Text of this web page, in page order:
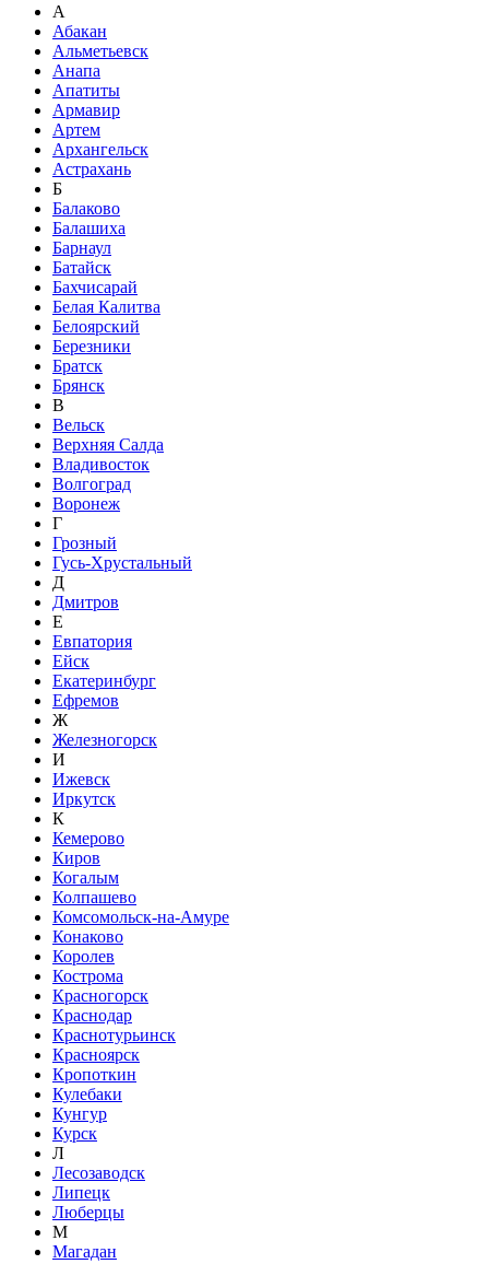
А
Абакан
Альметьевск
Анапа
Апатиты
Армавир
Артем
Архангельск
Астрахань
Б
Балаково
Балашиха
Барнаул
Батайск
Бахчисарай
Белая Калитва
Белоярский
Березники
Братск
Брянск
В
Вельск
Верхняя Салда
Владивосток
Волгоград
Воронеж
Г
Грозный
Гусь-Хрустальный
Д
Дмитров
Е
Евпатория
Ейск
Екатеринбург
Ефремов
Ж
Железногорск
И
Ижевск
Иркутск
К
Кемерово
Киров
Когалым
Колпашево
Комсомольск-на-Амуре
Конаково
Королев
Кострома
Красногорск
Краснодар
Краснотурьинск
Красноярск
Кропоткин
Кулебаки
Кунгур
Курск
Л
Лесозаводск
Липецк
Люберцы
М
Магадан